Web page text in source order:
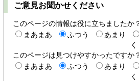
ご意見お聞かせください
このページの情報は役に立ちましたか
まあまあ
ふつう あまり
く
このページは見つけやすかったですか
まあまあ
ふつう あまり
く